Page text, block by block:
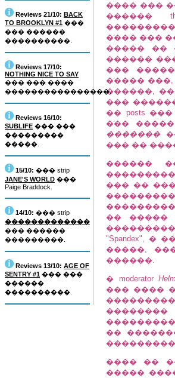
Reviews 21/10: BACK
TO BROOKLYN #1 ���
��� ������
����������.
Reviews 17/10:
NOTHING NICE TO SAY
��� ��� ����
����������������.
Reviews 16/10:
SUBLIFE ��� ���
���������
�����.
15/10: ��� strip
JANE'S WORLD ���
Paige Braddock.
14/10: ��� strip
�������������
��� ������
���������.
Reviews 13/10: AGE OF
SENTRY #1 ��� ���
������
����������.
���� ���
������
���� ���
����� ��
������ ���
���
����� ���,
������,
���
�� posts ���
��� �����
�������
��� ��
������
���������,
��� ��
�� �����
"Spandex",
�����,
������.
� moderator
��� ����
��
���� ��
�����